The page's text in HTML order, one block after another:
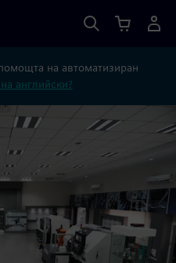
на автоматизиран
английски?